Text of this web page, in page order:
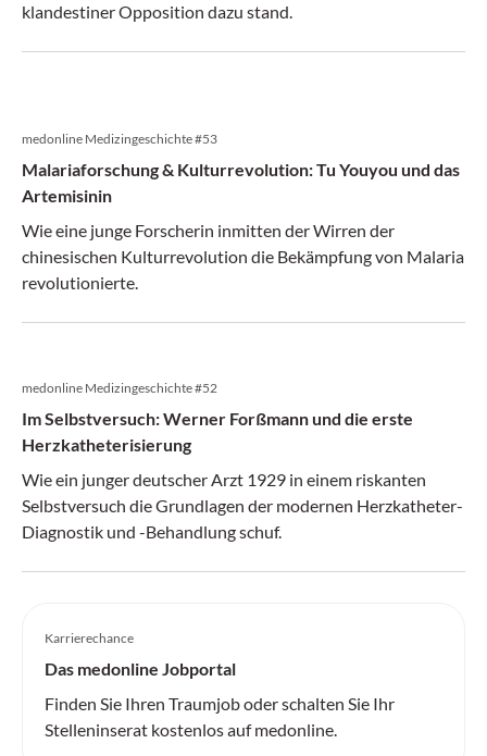
klandestiner Opposition dazu stand.
medonline Medizingeschichte #53
Malariaforschung & Kulturrevolution: Tu Youyou und das
Artemisinin
Wie eine junge Forscherin inmitten der Wirren der
chinesischen Kulturrevolution die Bekämpfung von Malaria
revolutionierte.
medonline Medizingeschichte #52
Im Selbstversuch: Werner Forßmann und die erste
Herzkatheterisierung
Wie ein junger deutscher Arzt 1929 in einem riskanten
Selbstversuch die Grundlagen der modernen Herzkatheter-
Diagnostik und -Behandlung schuf.
Karrierechance
Das medonline Jobportal
Finden Sie Ihren Traumjob oder schalten Sie Ihr
Stelleninserat kostenlos auf medonline.